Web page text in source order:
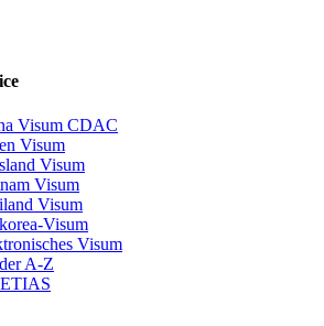
Visum CDAC
Visum
Visum
Visum
Visum
Visum
Visum
A-Z